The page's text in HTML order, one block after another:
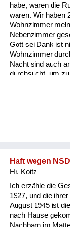
habe, waren die
waren. Wir haben
Wohnzimmer
Nebenzimmer
Gott sei Dank ist
Wohnzimmer
Nacht sind auch
durchsucht, um
Marschgesänge,
Haft wegen
Hr. Koitz
Ich erzähle die
1927, und die
August 1945 ist
nach Hause
Nachbarn im